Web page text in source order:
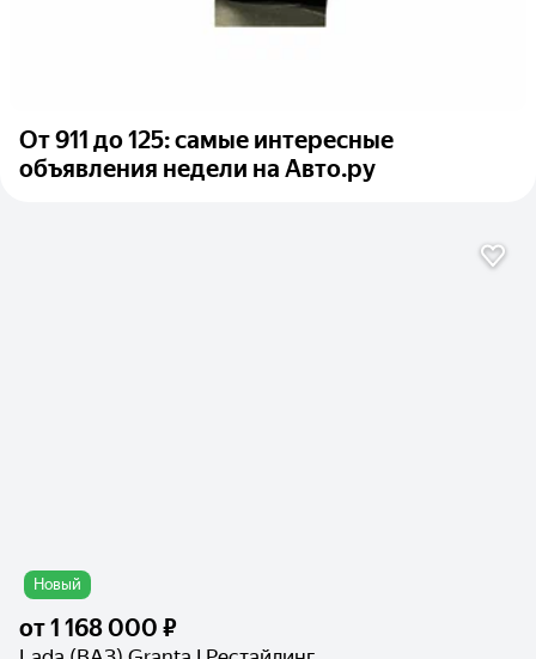
От 911 до 125: самые интересные
объявления недели на Авто.ру
Новый
от1 168 000 ₽